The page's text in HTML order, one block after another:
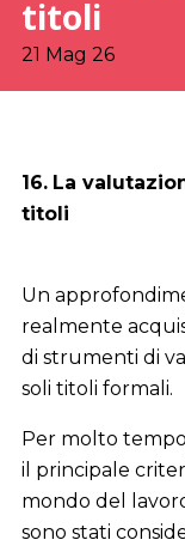
titoli
21 Mag 26
16. La
titoli
Un
realmente
di strumenti di
soli titoli formali.
Per molto
il principale
mondo del
sono stati